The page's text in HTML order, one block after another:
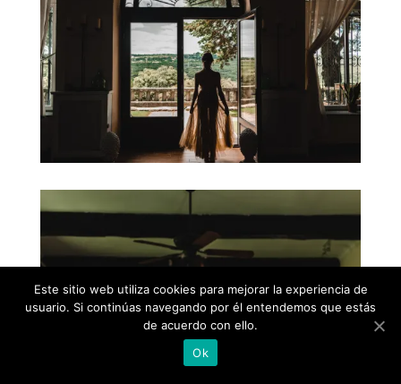
Este sitio web utiliza cookies para mejorar la experiencia de
usuario. Si continúas navegando por él entendemos que estás
de acuerdo con ello.
Ok